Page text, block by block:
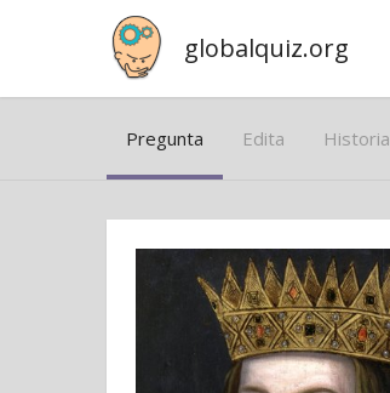
globalquiz.org
Pregunta Edita Historia